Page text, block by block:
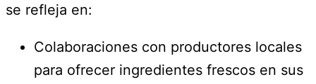
se refleja en:
Colaboraciones con productores locales
para ofrecer ingredientes frescos en sus